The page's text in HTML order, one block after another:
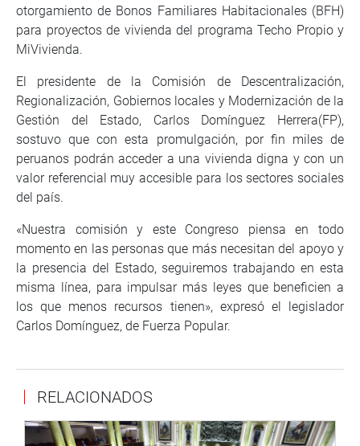
otorgamiento de Bonos Familiares Habitacionales (BFH)
para proyectos de vivienda del programa Techo Propio y
MiVivienda.
El presidente de la Comisión de Descentralización,
Regionalización, Gobiernos locales y Modernización de la
Gestión del Estado, Carlos Domínguez Herrera(FP),
sostuvo que con esta promulgación, por fin miles de
peruanos podrán acceder a una vivienda digna y con un
valor referencial muy accesible para los sectores sociales
del país.
«Nuestra comisión y este Congreso piensa en todo
momento en las personas que más necesitan del apoyo y
la presencia del Estado, seguiremos trabajando en esta
misma línea, para impulsar más leyes que beneficien a
los que menos recursos tienen», expresó el legislador
Carlos Domínguez, de Fuerza Popular.
RELACIONADOS